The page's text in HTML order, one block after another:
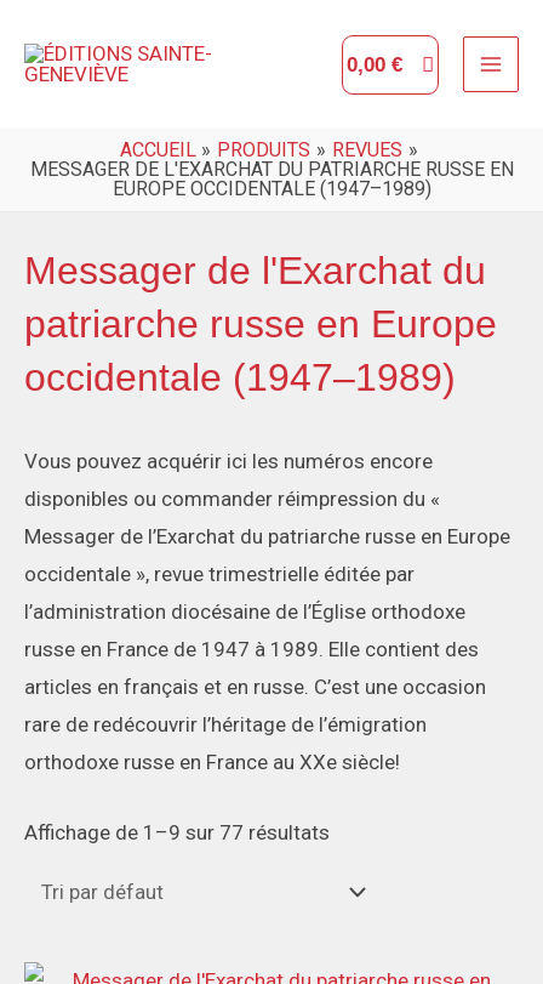
0,00 €
ACCUEIL PRODUITS
REVUES
MESSAGER DE L'EXARCHAT DU PATRIARCHE RUSSE EN
EUROPE OCCIDENTALE (1947–1989)
Messager de l'Exarchat du
patriarche russe en Europe
occidentale (1947–1989)
Vous pouvez acquérir ici les numéros encore
disponibles ou commander réimpression du «
Messager de l’Exarchat du patriarche russe en Europe
occidentale », revue trimestrielle éditée par
l’administration diocésaine de l’Église orthodoxe
russe en France de 1947 à 1989. Elle contient des
articles en français et en russe. C’est une occasion
rare de redécouvrir l’héritage de l’émigration
orthodoxe russe en France au XXe siècle!
Affichage de 1–9 sur 77 résultats